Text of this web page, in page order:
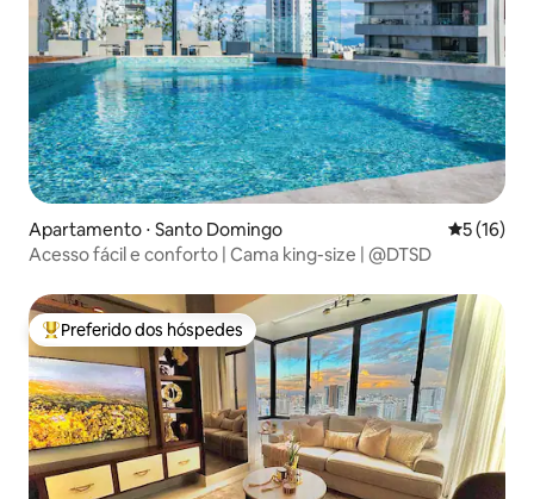
Apartamento ⋅ Santo Domingo 5 de uma
5 (16)
Acesso fácil e conforto | Cama king-size | @DTSD
Entre os melhores preferidos dos hóspedes
Preferido dos hóspedes